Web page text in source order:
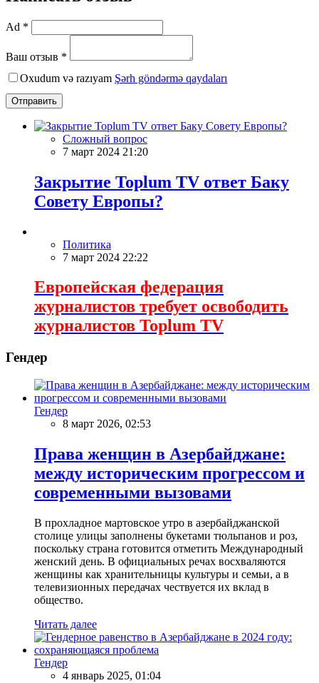
Ad *
Ваш отзыв *
Oxudum və razıyam Şərh göndərmə qaydaları
Отправить
Сложный вопрос
7 март 2024 21:20
Закрытие Toplum TV ответ Баку
Совету Европы?
Политика
7 март 2024 22:22
Европейская федерация
журналистов требует освободить
журналистов Toplum TV
Гендер
Гендер
8 март 2026, 02:53
Права женщин в Азербайджане:
между историческим прогрессом и
современными вызовами
В прохладное мартовское утро в азербайджанской
столице улицы заполнены букетами тюльпанов и роз,
поскольку страна готовится отметить Международный
женский день. В официальных речах восхваляются
женщины как хранительницы культуры и семьи, а в
телевизионных передачах чествуется их вклад в
общество.
Читать далее
Гендер
4 январь 2025, 01:04